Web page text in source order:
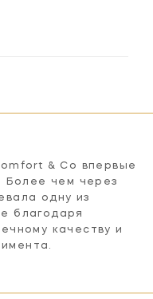
& Co впервые
Более чем через
одну из
благодаря
качеству и